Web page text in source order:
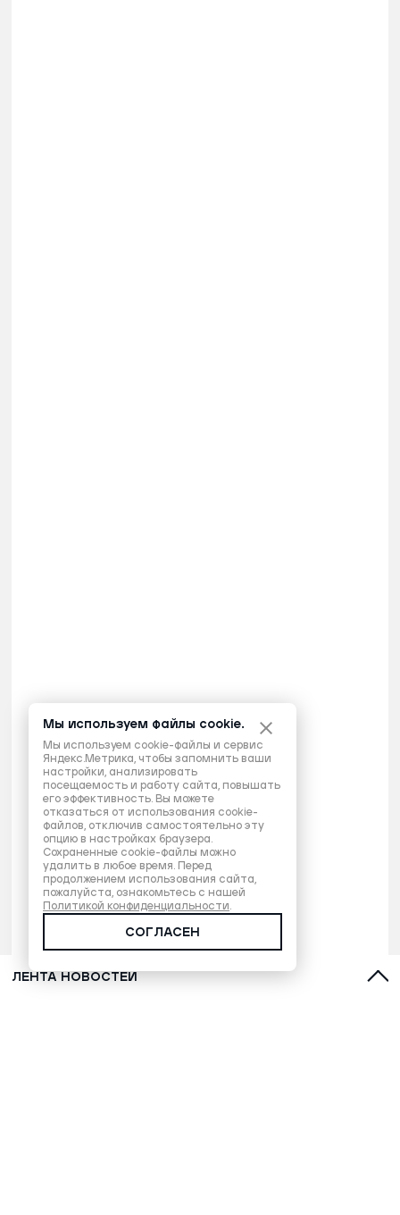
ЛЕНТА НОВОСТЕЙ
Мы используем файлы cookie.
Мы используем cookie-файлы и сервис
Яндекс.Метрика, чтобы запомнить ваши
настройки, анализировать
посещаемость и работу сайта, повышать
его эффективность. Вы можете
отказаться от использования cookie-
файлов, отключив самостоятельно эту
опцию в настройках браузера.
Сохраненные cookie-файлы можно
удалить в любое время. Перед
продолжением использования сайта,
пожалуйста, ознакомьтесь с нашей
Политикой конфиденциальности.
СОГЛАСЕН